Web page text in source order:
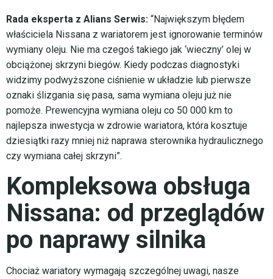
Rada eksperta z Alians Serwis: “Największym błędem
właściciela Nissana z wariatorem jest ignorowanie terminów
wymiany oleju. Nie ma czegoś takiego jak ‘wieczny’ olej w
obciążonej skrzyni biegów. Kiedy podczas diagnostyki
widzimy podwyższone ciśnienie w układzie lub pierwsze
oznaki ślizgania się pasa, sama wymiana oleju już nie
pomoże. Prewencyjna wymiana oleju co 50 000 km to
najlepsza inwestycja w zdrowie wariatora, która kosztuje
dziesiątki razy mniej niż naprawa sterownika hydraulicznego
czy wymiana całej skrzyni”.
Kompleksowa obsługa
Nissana: od przeglądów
po naprawy silnika
Chociaż wariatory wymagają szczególnej uwagi, nasze